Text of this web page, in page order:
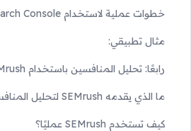
خطوات عملية لاستخدام Google Search Console:
مثال تطبيقي:
رابعًا: تحليل المنافسين باستخدام SEMrush
ما الذي يقدمه SEMrush لتحليل المنافسين؟
كيف تستخدم SEMrush عمليًا؟